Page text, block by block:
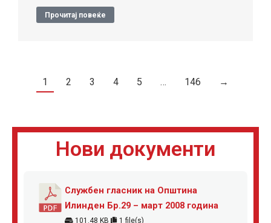
Прочитај повеќе
1 2 3 4 5 … 146 →
Нови документи
Службен гласник на Општина
Илинден Бр.29 – март 2008 година
101.48 KB 1 file(s)